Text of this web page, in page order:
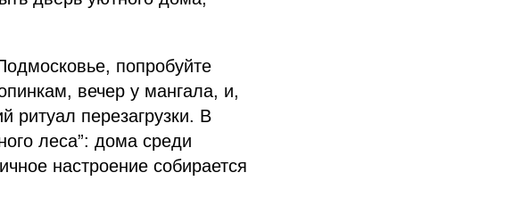
попробуйте
вечер у мангала, и,
ритуал перезагрузки. В
леса”: дома среди
настроение собирается